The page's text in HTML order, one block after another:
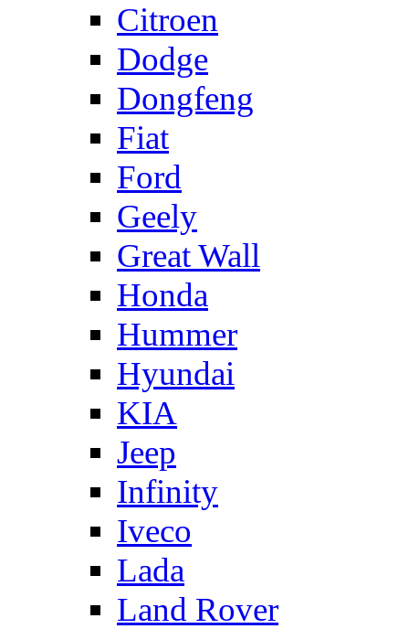
Citroen
Dodge
Dongfeng
Fiat
Ford
Geely
Great Wall
Honda
Hummer
Hyundai
KIA
Jeep
Infinity
Iveco
Lada
Land Rover